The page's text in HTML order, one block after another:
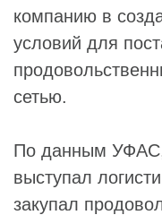
компанию в
условий для
сетью.
По данным УФАС,
выступал
закупал